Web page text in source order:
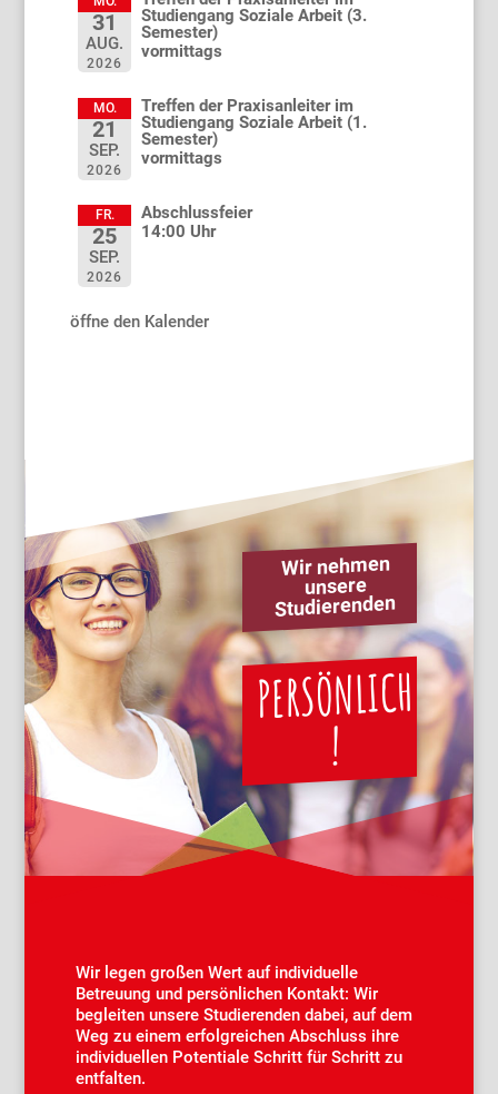
31
AUG.
2026
Studiengang Soziale Arbeit (3.
Semester)
vormittags
MO.
21
SEP.
2026
Treffen der Praxisanleiter im
Studiengang Soziale Arbeit (1.
Semester)
vormittags
FR.
25
SEP.
2026
Abschlussfeier
14:00 Uhr
öffne den Kalender
Wir nehmen
unsere
Studierenden
PERSÖNLICH
!
Wir legen großen Wert auf individuelle
Betreuung und persönlichen Kontakt: Wir
begleiten unsere Studierenden dabei, auf dem
Weg zu einem erfolgreichen Abschluss ihre
individuellen Potentiale Schritt für Schritt zu
entfalten.